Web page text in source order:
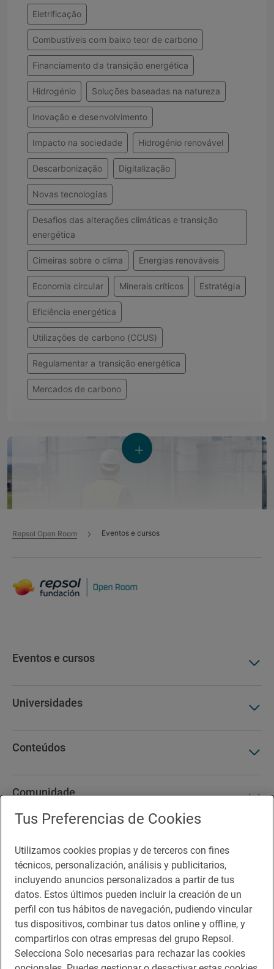
Eletrificação
Combustíveis com baixo teor de carbono
Financiamento da transição energética
Hidrogénio Soluções baseadas na natureza
Inovação e desenvolvimento
Impacto na sociedade Hidrogénio renovável
Descarbonização Digitalização
Novas tecnologias
Desafios das alterações climáticas e transição
energética
Cimeiras sobre o clima Energias renováveis
Economia circular Minerais críticos Estratégia
Eficiência energética
Utilizações de carbono (CCUS)
Regulamentar a transição energética
Mercados de carbono
Los retos en la inversión de proyectos de
Regulamentar a transição energética
Repsol Open Room Eventos e cursos
Eventos e cursos
Universidades
Conteúdos
Comunidade
Acessibilidade
Contacto
Política de cookies
Tus Preferencias de Cookies
Utilizamos cookies propias y de terceros con fines
técnicos, personalización, análisis y publicitarios,
incluyendo anuncios personalizados a partir de tus
datos. Estos últimos pueden incluir la creación de un
perfil con tus hábitos de navegación, pudiendo vincular
tus dispositivos, combinar tus datos online y offline, y
compartirlos con otras empresas del grupo Repsol.
Selecciona Solo necesarias para rechazar las cookies